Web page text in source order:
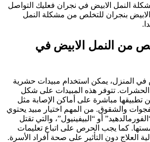
النمل الابيض في نجران فعليك التواصل
بنجران للتخلص من مشكلة النمل
من النمل الابيض في
المنزل، يمكن استخدام مبيدات حشرية
تتوفر هذه المبيدات على شكل
مباشرة على أماكن الإصابة مثل
والشقوق. من المهم اختيار مبيد يحتوي
أو “البيفينيول”، والتي تقتل
كما يجب الحرص على اتباع تعليمات
العلاج دون التأثير على صحة أفراد الأسرة.